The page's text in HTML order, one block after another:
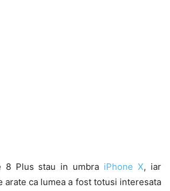
8 Plus stau in umbra iPhone X, iar
arate ca lumea a fost totusi interesata